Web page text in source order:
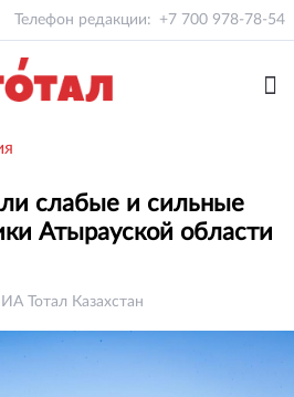
Телефон редакции: +7 700 978-78-54
слабые и сильные
Атырауской области
ИА Тотал Казахстан